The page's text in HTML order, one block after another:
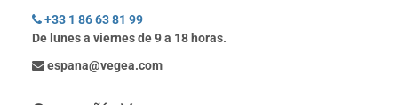
+33 1 86 63 81 99
De lunes a viernes de 9 a 18 horas.
espana@vegea.com